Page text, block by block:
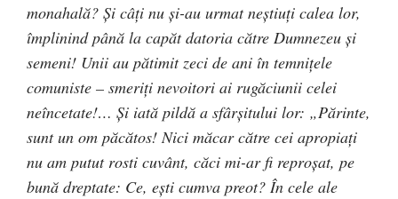
monahală? Şi câţi nu şi-au urmat neştiuţi calea lor,
împlinind până la capăt datoria către Dumnezeu şi
semeni! Unii au pătimit zeci de ani în temniţele
comuniste – smeriţi nevoitori ai rugăciunii celei
neîncetate!… Şi iată pildă a sfârşitului lor: „Părinte,
sunt un om păcătos! Nici măcar către cei apropiaţi
nu am putut rosti cuvânt, căci mi-ar fi reproşat, pe
bună dreptate: Ce, eşti cumva preot? În cele ale